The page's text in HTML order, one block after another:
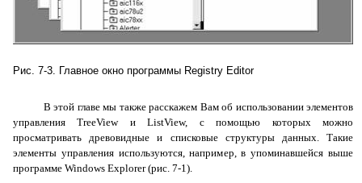
Рис. 7-3. Главное окно программы Registry Editor
В этой главе мы также расскажем Вам об использовании элементов
управленияTreeViewиListView, с помощью которых можно
просматривать древовидные и списковые структуры данных. Такие
элементы управления используются, например, в упоминавшейся выше
программе Windows Explorer(рис. 7-1).